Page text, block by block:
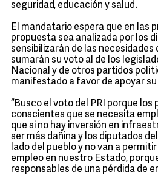
seguridad, educación y salud.
El mandatario espera que en las
propuesta sea analizada por los
sensibilizarán de las necesidades
sumarán su voto al de los
Nacional y de otros partidos
manifestado a favor de apoyar
“Busco el voto del PRI porque los
conscientes que se necesita
que si no hay inversión en
ser más dañina y los diputados
lado del pueblo y no van a
empleo en nuestro Estado,
responsables de una pérdida de